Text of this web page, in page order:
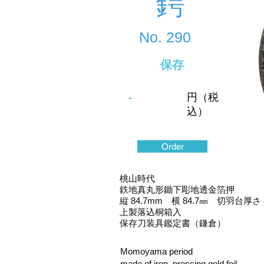
No. 290
保存
-
円（税
込）
Order
桃山時代
鉄地真丸形鋤下彫地透金箔押
縦 84.7mm 横 84.7㎜ 切羽台厚さ
上製落込桐箱入
保存刀装具鑑定書（鎌倉）
Momoyama period